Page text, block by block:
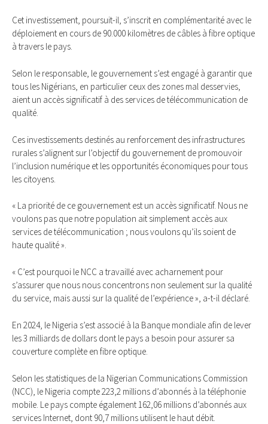
Cet investissement, poursuit-il, s’inscrit en complémentarité avec le
déploiement en cours de 90.000 kilomètres de câbles à fibre optique
à travers le pays.
Selon le responsable, le gouvernement s’est engagé à garantir que
tous les Nigérians, en particulier ceux des zones mal desservies,
aient un accès significatif à des services de télécommunication de
qualité.
Ces investissements destinés au renforcement des infrastructures
rurales s’alignent sur l’objectif du gouvernement de promouvoir
l’inclusion numérique et les opportunités économiques pour tous
les citoyens.
« La priorité de ce gouvernement est un accès significatif. Nous ne
voulons pas que notre population ait simplement accès aux
services de télécommunication ; nous voulons qu’ils soient de
haute qualité ».
« C’est pourquoi le NCC a travaillé avec acharnement pour
s’assurer que nous nous concentrons non seulement sur la qualité
du service, mais aussi sur la qualité de l’expérience », a-t-il déclaré.
En 2024, le Nigeria s’est associé à la Banque mondiale afin de lever
les 3 milliards de dollars dont le pays a besoin pour assurer sa
couverture complète en fibre optique.
Selon les statistiques de la Nigerian Communications Commission
(NCC), le Nigeria compte 223,2 millions d’abonnés à la téléphonie
mobile. Le pays compte également 162,06 millions d’abonnés aux
services Internet, dont 90,7 millions utilisent le haut débit.